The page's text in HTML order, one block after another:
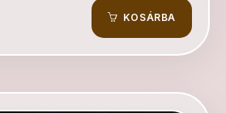
KOSÁRBA